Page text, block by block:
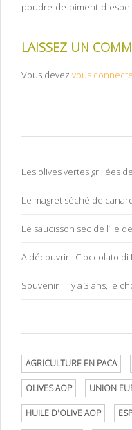
poudre-de-piment-d-
LAISSEZ UN
Vous devez vous
Les olives vertes grillées
Le magret séché de
Le saucisson sec de l’Ile
A découvrir : Cioccolato
Souvenir : il y a 3 ans, le
AGRICULTURE EN PACA
OLIVES AOP UNION
HUILE D'OLIVE AOP